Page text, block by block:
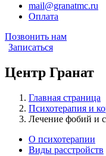
mail@granatmc.ru
Оплата
Позвонить нам
Записаться
Центр Гранат
Главная страница
Психотерапия и
Лечение фобий и
О психотерапии
Виды расстройств